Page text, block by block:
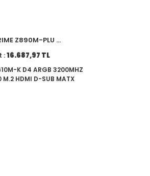
Z890M-PLU ...
:16.687,97 TL